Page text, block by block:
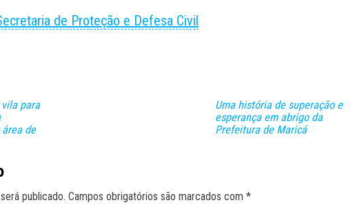
de Proteção e Defesa Civil
para
de
Uma história de superação e
esperança em abrigo da
Prefeitura de Maricá
publicado. Campos obrigatórios são marcados com *